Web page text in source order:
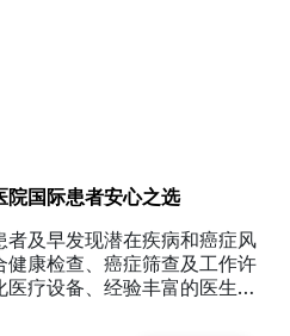
院国际患者安心之选
及早发现潜在疾病和癌症风
康检查、癌症筛查及工作许
疗设备、经验丰富的医生团